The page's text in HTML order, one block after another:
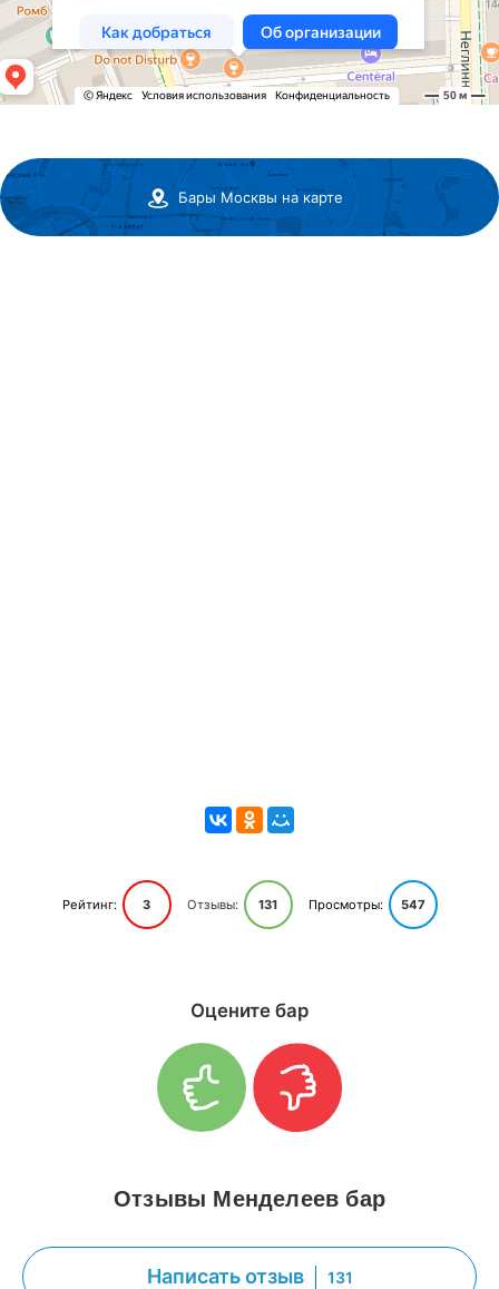
Бары Москвы на карте
Рейтинг: 3 Отзывы: 131 Просмотры: 547
Оцените бар
Отзывы Менделеев бар
Написать отзыв 131